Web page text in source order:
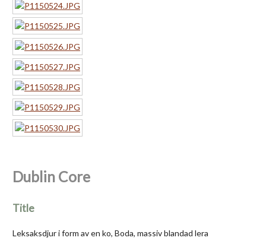
Dublin Core
Title
Leksaksdjur i form av en ko, Boda, massiv blandad lera